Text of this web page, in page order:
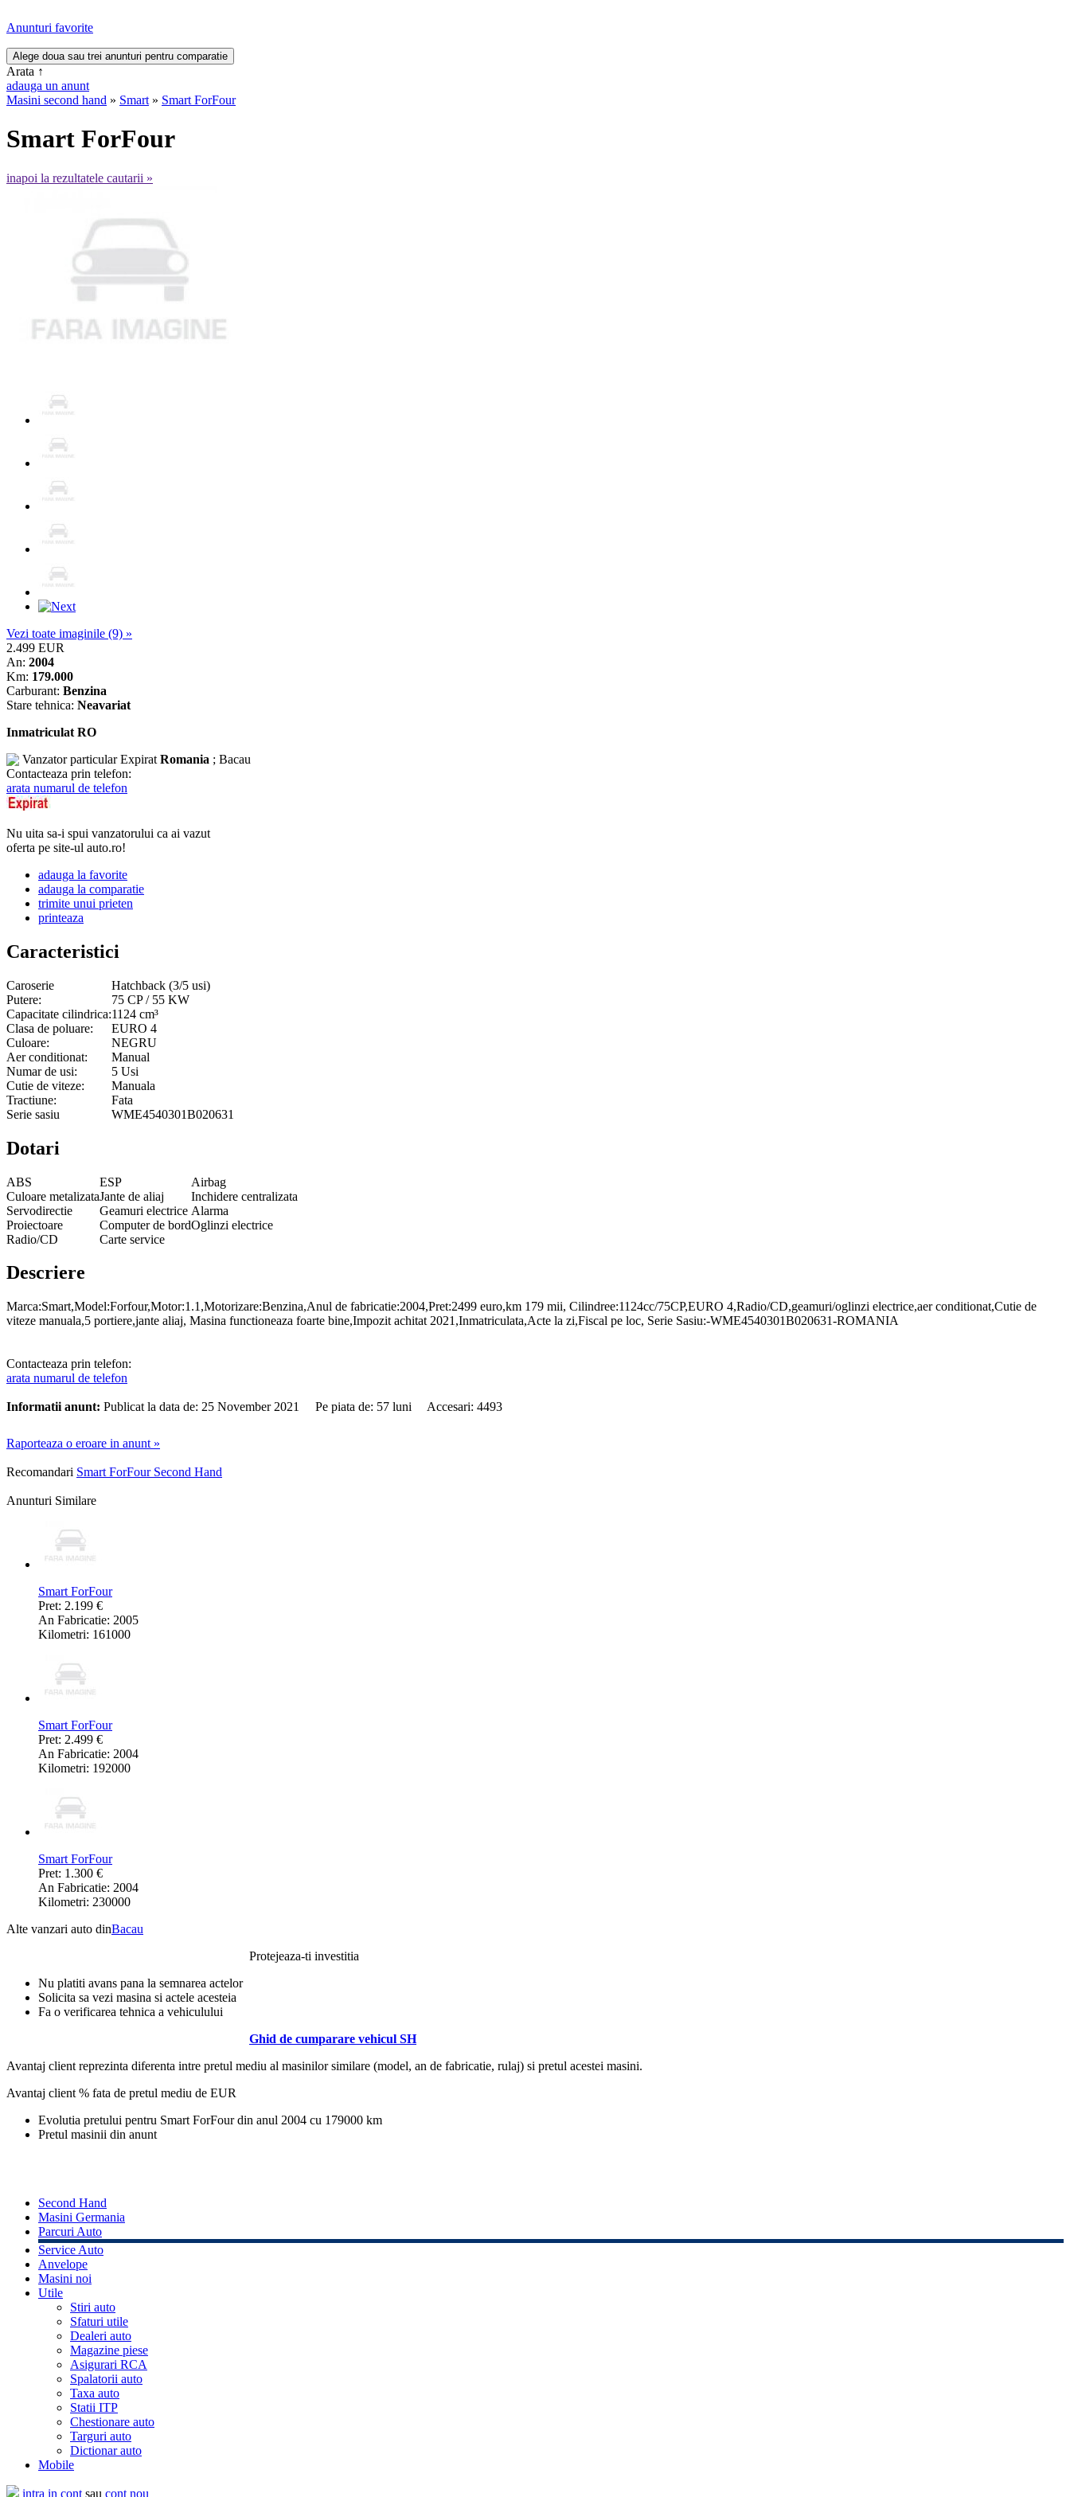
Anunturi favorite
Arata ↑
adauga un anunt
Masini second hand » Smart » Smart ForFour
Smart ForFour
inapoi la rezultatele cautarii »
Vezi toate imaginile (9) »
2.499 EUR
An: 2004
Km: 179.000
Carburant: Benzina
Stare tehnica: Neavariat
Inmatriculat RO
Vanzator particularExpirat Romania ; Bacau
Contacteaza prin telefon:
arata numarul de telefon
Nu uita sa-i spui vanzatorului ca ai vazut
oferta pe site-ul auto.ro!
adauga la favorite
adauga la comparatie
trimite unui prieten
printeaza
Caracteristici
Caroserie
Hatchback (3/5 usi)
Putere:
75 CP / 55 KW
Capacitate cilindrica:1124 cm³
Clasa de poluare:
EURO 4
Culoare:
NEGRU
Aer conditionat:
Manual
Numar de usi:
5 Usi
Cutie de viteze:
Manuala
Tractiune:
Fata
Serie sasiu
WME4540301B020631
Dotari
ABS ESP
Airbag
Culoare metalizataJante de aliaj
Inchidere centralizata
Servodirectie
Geamuri electrice Alarma
Proiectoare
Computer de bordOglinzi electrice
Radio/CD
Carte service
Descriere
Marca:Smart,Model:Forfour,Motor:1.1,Motorizare:Benzina,Anul de fabricatie:2004,Pret:2499 euro,km 179 mii, Cilindree:1124cc/75CP,EURO 4,Radio/CD,geamuri/oglinzi electrice,aer conditionat,Cutie de
viteze manuala,5 portiere,jante aliaj, Masina functioneaza foarte bine,Impozit achitat 2021,Inmatriculata,Acte la zi,Fiscal pe loc, Serie Sasiu:-WME4540301B020631-ROMANIA
Contacteaza prin telefon:
arata numarul de telefon
Informatii anunt: Publicat la data de: 25 November 2021 Pe piata de: 57 luni Accesari: 4493
Raporteaza o eroare in anunt »
Recomandari Smart ForFour Second Hand
Anunturi Similare
Smart ForFour
Pret: 2.199 €
An Fabricatie: 2005
Kilometri: 161000
Smart ForFour
Pret: 2.499 €
An Fabricatie: 2004
Kilometri: 192000
Smart ForFour
Pret: 1.300 €
An Fabricatie: 2004
Kilometri: 230000
Alte vanzari auto dinBacau
Protejeaza-ti investitia
Nu platiti avans pana la semnarea actelor
Solicita sa vezi masina si actele acesteia
Fa o verificarea tehnica a vehiculului
Ghid de cumparare vehicul SH
Avantaj client reprezinta diferenta intre pretul mediu al masinilor similare (model, an de fabricatie, rulaj) si pretul acestei masini.
Avantaj client % fata de pretul mediu de EUR
Evolutia pretului pentru Smart ForFour din anul 2004 cu 179000 km
Pretul masinii din anunt
Second Hand
Masini Germania
Parcuri Auto
Service Auto
Anvelope
Masini noi
Utile
Stiri auto
Sfaturi utile
Dealeri auto
Magazine piese
Asigurari RCA
Spalatorii auto
Taxa auto
Statii ITP
Chestionare auto
Targuri auto
Dictionar auto
Mobile
intra in cont sau cont nou